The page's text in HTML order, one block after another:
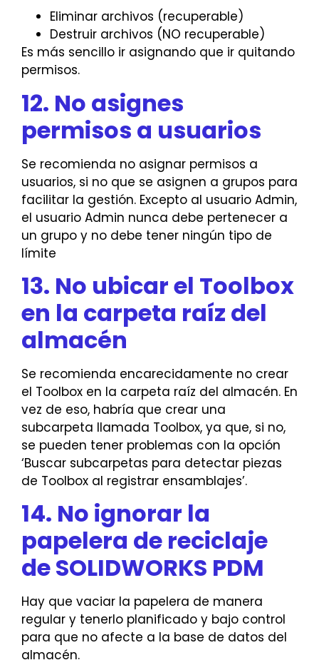
Eliminar archivos (recuperable)
Destruir archivos (NO recuperable)
Es más sencillo ir asignando que ir quitando
permisos.
12. No asignes
permisos a usuarios
Se recomienda no asignar permisos a
usuarios, si no que se asignen a grupos para
facilitar la gestión. Excepto al usuario Admin,
el usuario Admin nunca debe pertenecer a
un grupo y no debe tener ningún tipo de
límite
13. No ubicar el Toolbox
en la carpeta raíz del
almacén
Se recomienda encarecidamente no crear
el Toolbox en la carpeta raíz del almacén. En
vez de eso, habría que crear una
subcarpeta llamada Toolbox, ya que, si no,
se pueden tener problemas con la opción
‘Buscar subcarpetas para detectar piezas
de Toolbox al registrar ensamblajes’.
14. No ignorar la
papelera de reciclaje
de SOLIDWORKS PDM
Hay que vaciar la papelera de manera
regular y tenerlo planificado y bajo control
para que no afecte a la base de datos del
almacén.